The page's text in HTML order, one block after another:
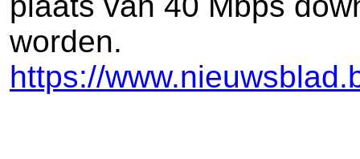
worden.
https://